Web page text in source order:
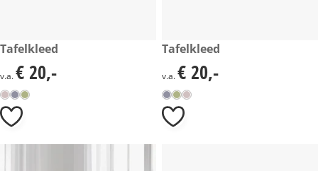
€ 20,-
Tafelkleed
€ 20,-
v.a.€ 20,-
€ 20,-
Tafelkleed
€ 20,-
v.a.€ 20,-